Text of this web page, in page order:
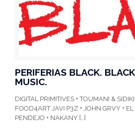
PERIFERIAS BLACK.
MUSIC.
DIGITAL PRIMITIVES + TOUMANI &
FOOD4ART JAVI P3Z + JOHN GRVY + EL
PENDEJO + NAKANY […]